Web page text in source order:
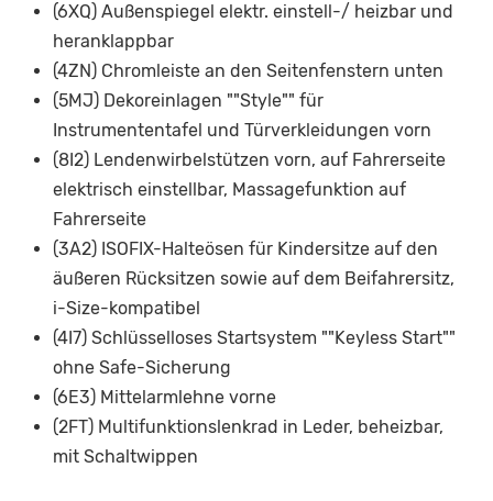
(6XQ) Außenspiegel elektr. einstell-/ heizbar und
heranklappbar
(4ZN) Chromleiste an den Seitenfenstern unten
(5MJ) Dekoreinlagen ""Style"" für
Instrumententafel und Türverkleidungen vorn
(8I2) Lendenwirbelstützen vorn, auf Fahrerseite
elektrisch einstellbar, Massagefunktion auf
Fahrerseite
(3A2) ISOFIX-Halteösen für Kindersitze auf den
äußeren Rücksitzen sowie auf dem Beifahrersitz,
i-Size-kompatibel
(4I7) Schlüsselloses Startsystem ""Keyless Start""
ohne Safe-Sicherung
(6E3) Mittelarmlehne vorne
(2FT) Multifunktionslenkrad in Leder, beheizbar,
mit Schaltwippen